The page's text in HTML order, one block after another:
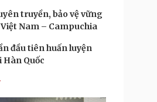
truyền, bảo vệ vững
Nam – Campuchia
đầu tiên huấn luyện
Hàn Quốc